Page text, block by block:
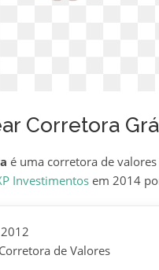
Corretora
é uma corretora de
Investimentosem 2014
de Valores